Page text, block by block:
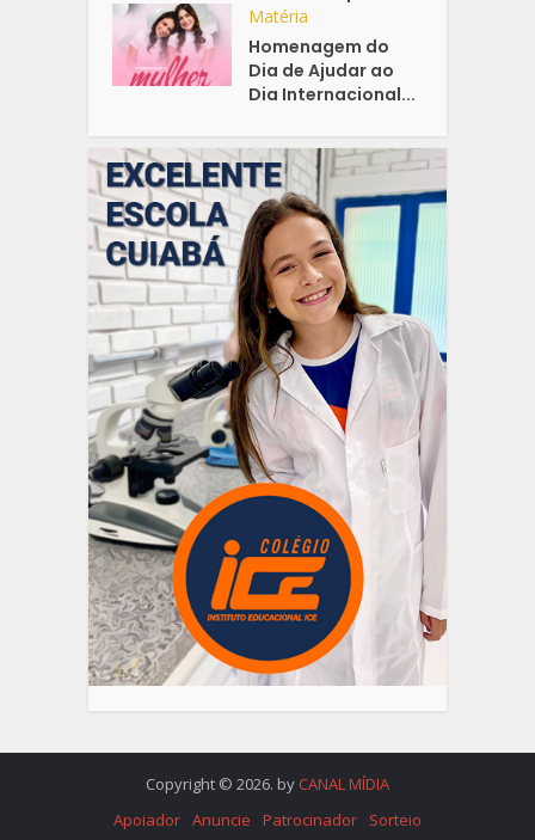
Matéria
Homenagem do
Dia de Ajudar ao
Dia Internacional...
Copyright © 2026. by CANAL MÍDIA
Apoiador Anuncie Patrocinador Sorteio